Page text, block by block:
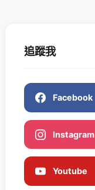
追蹤我
Facebook
Instagram
Youtube